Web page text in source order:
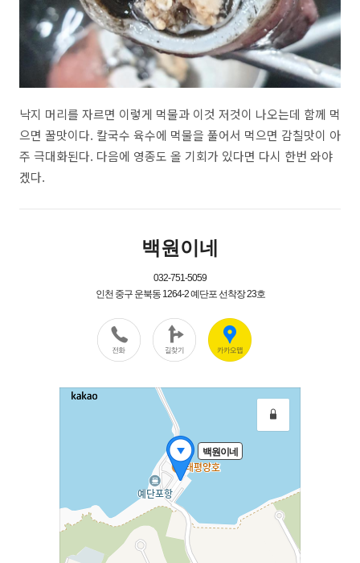
낙지 머리를 자르면 이렇게 먹물과 이것 저것이 나오는데 함께 먹
으면 꿀맛이다. 칼국수 육수에 먹물을 풀어서 먹으면 감칠맛이 아
주 극대화된다. 다음에 영종도 올 기회가 있다면 다시 한번 와야
겠다.